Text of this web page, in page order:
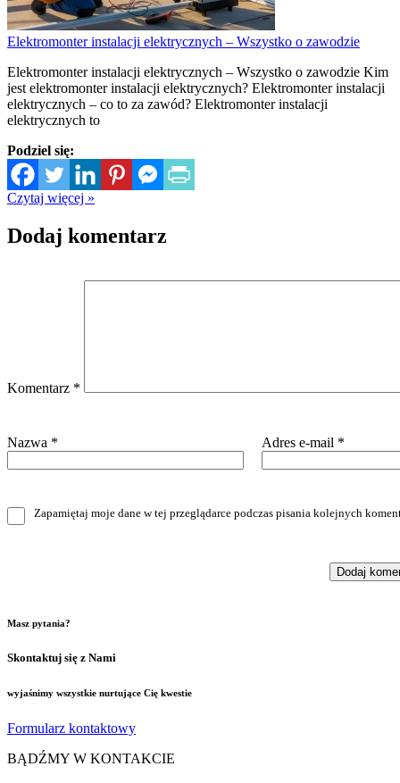
Elektromonter instalacji elektrycznych – Wszystko o zawodzie
Elektromonter instalacji elektrycznych – Wszystko o zawodzie Kim
jest elektromonter instalacji elektrycznych? Elektromonter instalacji
elektrycznych – co to za zawód? Elektromonter instalacji
elektrycznych to
Podziel się:
Czytaj więcej »
Dodaj komentarz
Komentarz *
Nazwa * Adres e-mail *
Zapamiętaj moje dane w tej przeglądarce podczas pisania kolejnych
Masz pytania?
Skontaktuj się z Nami
wyjaśnimy wszystkie nurtujące Cię kwestie
Formularz kontaktowy
BĄDŹMY W KONTAKCIE